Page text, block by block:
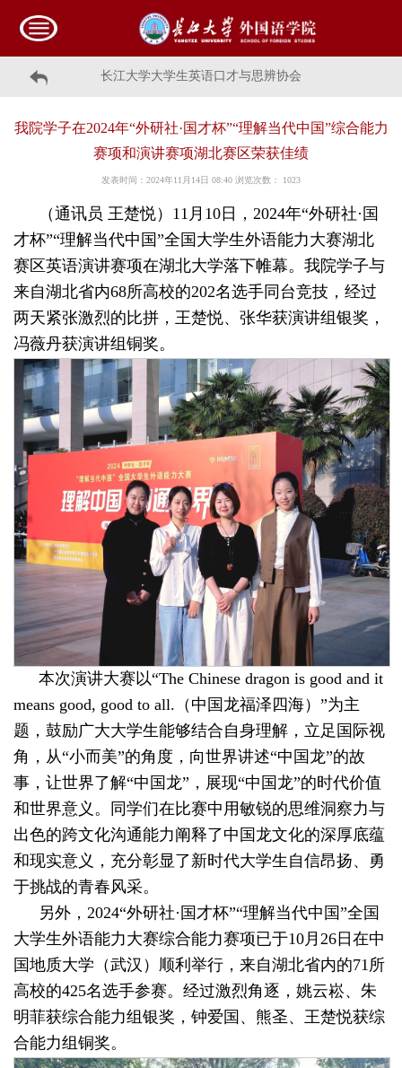
长江大学大学生英语口才与思辨协会
我院学子在2024年“外研社·国才杯”“理解当代中国”综合能力
赛项和演讲赛项湖北赛区荣获佳绩
发表时间：2024年11月14日 08:40 浏览次数： 1023
（通讯员 王楚悦）11月10日，2024年“外研社·国
才杯”“理解当代中国”全国大学生外语能力大赛湖北
赛区英语演讲赛项在湖北大学落下帷幕。我院学子与
来自湖北省内68所高校的202名选手同台竞技，经过
两天紧张激烈的比拼，王楚悦、张华获演讲组银奖，
冯薇丹获演讲组铜奖。
本次演讲大赛以“The Chinese dragon is good and it
means good, good to all.（中国龙福泽四海）”为主
题，鼓励广大大学生能够结合自身理解，立足国际视
角，从“小而美”的角度，向世界讲述“中国龙”的故
事，让世界了解“中国龙”，展现“中国龙”的时代价值
和世界意义。同学们在比赛中用敏锐的思维洞察力与
出色的跨文化沟通能力阐释了中国龙文化的深厚底蕴
和现实意义，充分彰显了新时代大学生自信昂扬、勇
于挑战的青春风采。
另外，2024“外研社·国才杯”“理解当代中国”全国
大学生外语能力大赛综合能力赛项已于10月26日在中
国地质大学（武汉）顺利举行，来自湖北省内的71所
高校的425名选手参赛。经过激烈角逐，姚云崧、朱
明菲获综合能力组银奖，钟爱国、熊圣、王楚悦获综
合能力组铜奖。